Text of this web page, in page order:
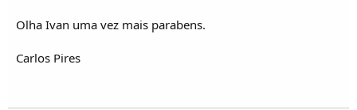
Olha Ivan uma vez mais parabens.
Carlos Pires